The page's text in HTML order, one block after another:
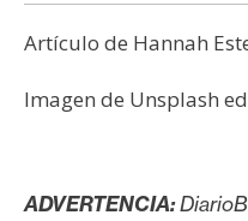
Artículo de Hannah
Imagen de Unsplash
ADVERTENCIA: